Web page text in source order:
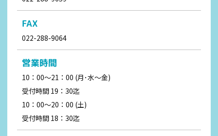
FAX
022-288-9064
営業時間
10：00～21：00 (月･水～金)
受付時間 19：30迄
10：00～20：00 (土)
受付時間 18：30迄